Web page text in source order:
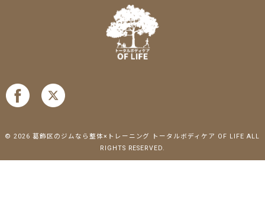
© 2026 葛飾区のジムなら整体×トレーニング トータルボディケア OF LIFE ALL
RIGHTS RESERVED.